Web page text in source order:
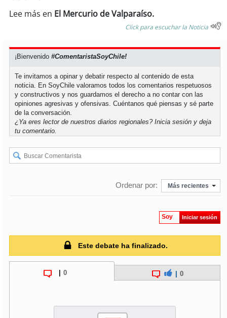
soyconcepción
soyarauco
soy temuco
soyvaldivia
soyosorno
soypuertomontt
Lee más en El Mercurio de Valparaíso.
Click para escuchar la Noticia
¡Bienvenido#ComentaristaSoyChile!
Te invitamos a opinar y debatir respecto al contenido de esta
noticia. En SoyChile valoramos todos los comentarios respetuosos
y constructivos y nos guardamos el derecho a no contar con las
opiniones agresivas y ofensivas. Cuéntanos qué piensas y sé parte
de la conversación.
¿Ya eres lector de nuestros diarios regionales?Inicia sesión y deja
tu comentario.
Ordenar por: Más recientes
Soy Iniciar sesión
Este debate ha finalizado.
0 0